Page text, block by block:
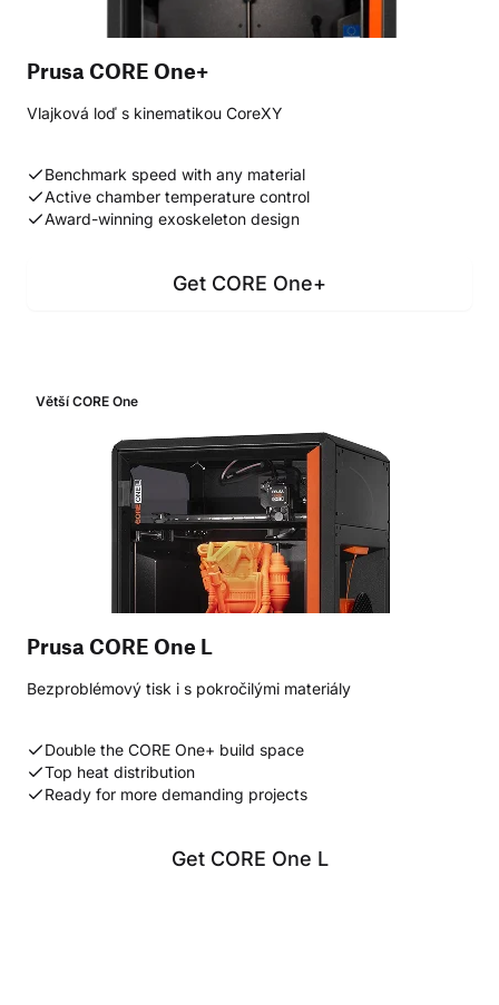
Prusa CORE One+
Vlajková loď s kinematikou CoreXY
Benchmark speed with any material
Active chamber temperature control
Award-winning exoskeleton design
Get CORE One+
Větší CORE One
Prusa CORE One L
Bezproblémový tisk i s pokročilými materiály
Double the CORE One+ build space
Top heat distribution
Ready for more demanding projects
Get CORE One L